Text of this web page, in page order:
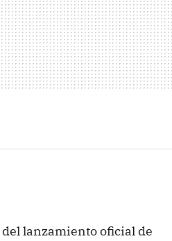
del lanzamiento oficial de